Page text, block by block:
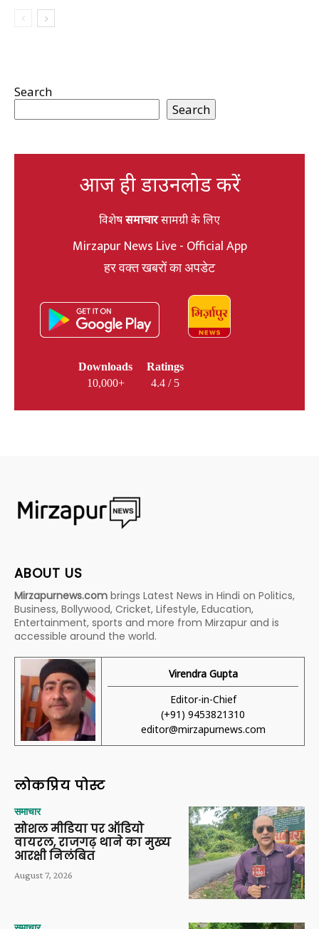
Search
Search
आज ही डाउनलोड करें
विशेषसमाचारसामग्री के लिए
Mirzapur News Live - Official App
हर वक्त खबरों का अपडेट
Downloads
10,000+
Ratings
4.4 / 5
ABOUT US
Mirzapurnews.com brings Latest News in Hindi on Politics,
Business, Bollywood, Cricket, Lifestyle, Education,
Entertainment, sports and more from Mirzapur and is
accessible around the world.
Virendra Gupta
Editor-in-Chief
(+91) 9453821310
editor@mirzapurnews.com
लोकप्रिय पोस्ट
समाचार
सोशल मीडिया पर ऑडियो
वायरल, राजगढ़ थाने का मुख्य
आरक्षी निलंबित
August 7, 2026